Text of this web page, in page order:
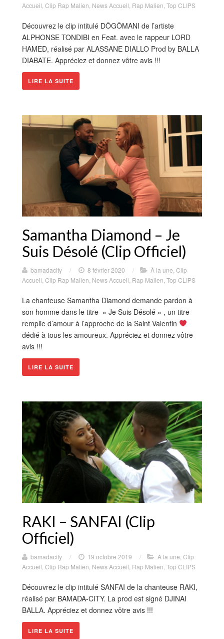
Accueil Clip Rap Malien News Accueil Rap Malien Top CLIPS
Découvrez le clip intitulé DÔGÔMANI de l’artiste
ALPHONSE TONDIBI en Feat. avec le rappeur LORD
HAMED, réalisé par ALASSANE DIALLO Prod by BALLA
DIABATE. Appréciez et donnez vôtre avis !!!
LIRE LA SUITE
Samantha Diamond – Je
Suis Désolé (Clip Officiel)
bamadacity / 8 février 2020 / À la une Clip
Accueil Clip Rap Malien News Accueil Rap Malien Top CLIPS
La chanteuse Samantha Diamond demande pardon à
son homme dans le titre » Je Suis Désolé « , un titre
remplie d’amour à l’approche de la Saint Valentin
dédié à tous les amoureux. Appréciez et donnez vôtre
avis !!!
LIRE LA SUITE
RAKI – SANFAI (Clip
Officiel)
bamadacity / 19 octobre 2019 / À la une Clip
Accueil Clip Rap Malien News Accueil Rap Malien Top CLIPS
Découvrez le clip intitulé SANFAI de la chanteuse RAKI,
réalisé par BAMADA-CITY. La prod est signé DJINAI
BALLA. Appréciez et donnez vôtre avis !!!
LIRE LA SUITE